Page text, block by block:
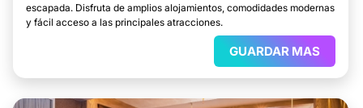
escapada. Disfruta de amplios alojamientos, comodidades modernas
y fácil acceso a las principales atracciones.
GUARDAR MAS